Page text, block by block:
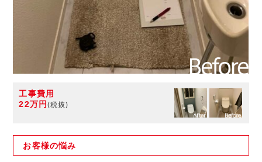
工事費用
22万円 (税抜)
お客様の悩み